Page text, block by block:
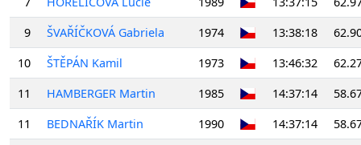
9
ŠVAŘÍČKOVÁ Gabriela 1974 13:38:18
10
ŠTĚPÁN Kamil 1973 13:46:32
11
HAMBERGER Martin 1985 14:37:14
11
BEDNAŘÍK Martin 1990 14:37:14